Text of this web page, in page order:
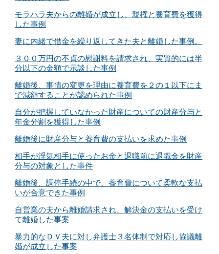
モラハラ夫からの離婚が成立し、親権と養育費を獲得
した事例
妻に内緒で借金を繰り返してきた夫と離婚した事例。
３００万円の不貞の慰謝料を請求され、実質的には半
分以下の金額で示談した事例
離婚後、事情の変更を理由に養育費を２の１以下にま
で減額することが認められた事例
自分が把握していなかった財産についての財産分与と
年金分割を獲得した事例
離婚後に財産分与と養育費の支払いを求めた事例
相手が浮気相手に使ったお金と退職前に退職金を財産
分与の対象とした事件
離婚後、調停手続の中で、養育費について柔軟な支払
いが合意できた事例
自営業の夫から離婚請求され、解決金の支払いを受け
て離婚した事案
暴力的なＤＶ夫に対し弁護士３名体制で対応し協議離
婚が成立した事案